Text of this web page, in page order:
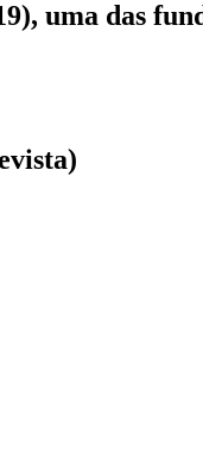
uma das